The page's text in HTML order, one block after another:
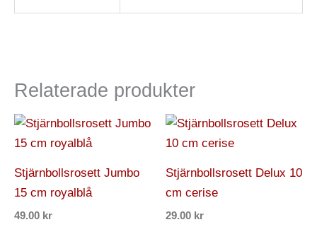
Relaterade produkter
Stjärnbollsrosett Jumbo
15 cm royalblå
49.00 kr
Stjärnbollsrosett Delux 10
cm cerise
29.00 kr